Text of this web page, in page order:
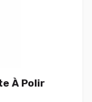
À Polir